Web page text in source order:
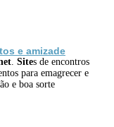
e amizade
Sites de encontros
para emagrecer e
e boa sorte